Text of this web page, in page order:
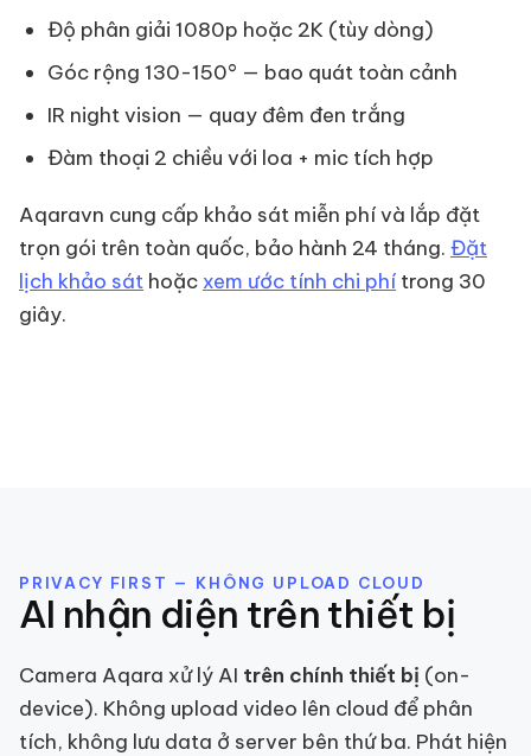
Độ phân giải 1080p hoặc 2K (tùy dòng)
Góc rộng 130-150° — bao quát toàn cảnh
IR night vision — quay đêm đen trắng
Đàm thoại 2 chiều với loa + mic tích hợp
Aqaravn cung cấp khảo sát miễn phí và lắp đặt
trọn gói trên toàn quốc, bảo hành 24 tháng. Đặt
lịch khảo sát hoặc xem ước tính chi phí trong 30
giây.
PRIVACY FIRST — KHÔNG UPLOAD CLOUD
AI nhận diện trên thiết bị
Camera Aqara xử lý AI trên chính thiết bị (on-
device). Không upload video lên cloud để phân
tích, không lưu data ở server bên thứ ba. Phát hiện